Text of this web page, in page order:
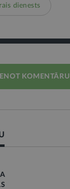
dienests
KOMENTĀRU